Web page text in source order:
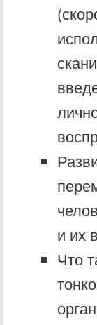
и их
Что